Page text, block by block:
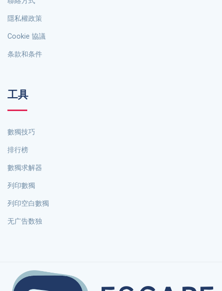
隱私權政策
Cookie 協議
条款和条件
工具
數獨技巧
排行榜
數獨求解器
列印數獨
列印空白數獨
无广告数独